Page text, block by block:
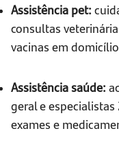
Assistência pet:
consultas
vacinas em
Assistência saúde:
geral e
exames e